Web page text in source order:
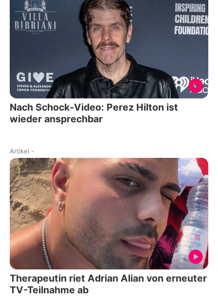
Nach Schock-Video: Perez Hilton ist
wieder ansprechbar
Artikel -
Therapeutin riet Adrian Alian von erneuter
TV-Teilnahme ab